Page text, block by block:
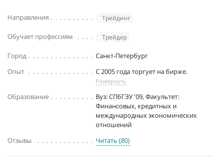
Направления Трейдинг
Обучает профессиям Трейдер
Город
Санкт-Петербург
Опыт
С 2005 года торгует на бирже.
Развернуть
Образование
Вуз: СПбГЭУ '09, Факультет:
Финансовых, кредитных и
международных экономических
отношений
Отзывы
Читать (80)